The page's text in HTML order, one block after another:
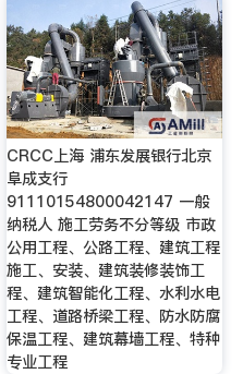
CRCC上海 浦东发展银行北京
阜成支行
91110154800042147 一般
纳税人 施工劳务不分等级 市政
公用工程、公路工程、建筑工程
施工、安装、建筑装修装饰工
程、建筑智能化工程、水利水电
工程、道路桥梁工程、防水防腐
保温工程、建筑幕墙工程、特种
专业工程